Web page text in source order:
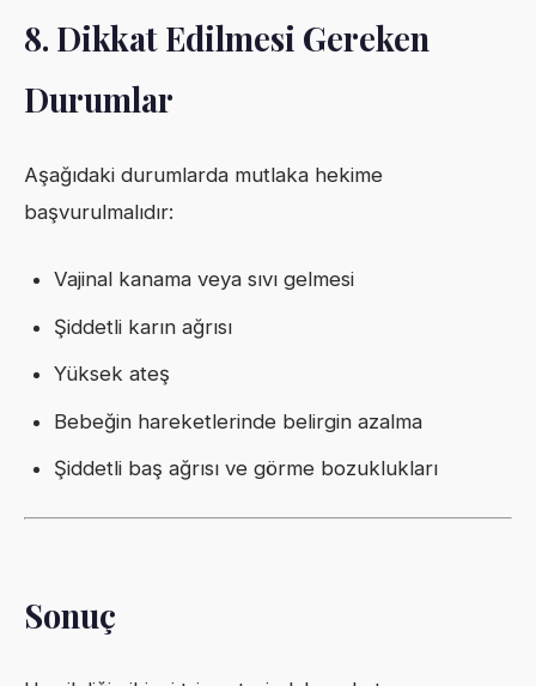
8. Dikkat Edilmesi Gereken
Durumlar
Aşağıdaki durumlarda mutlaka hekime
başvurulmalıdır:
Vajinal kanama veya sıvı gelmesi
Şiddetli karın ağrısı
Yüksek ateş
Bebeğin hareketlerinde belirgin azalma
Şiddetli baş ağrısı ve görme bozuklukları
Sonuç